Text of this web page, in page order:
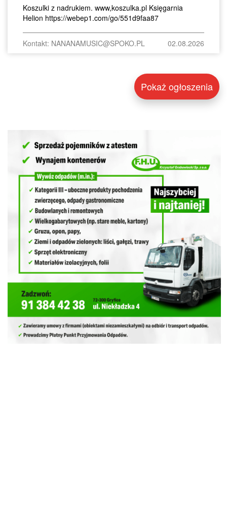
Koszulki z nadrukiem. www,koszulka.pl Księgarnia
Helion https://webep1.com/go/551d9faa87
Kontakt: NANANAMUSIC@SPOKO.PL 02.08.2026
Pokaż ogłoszenia